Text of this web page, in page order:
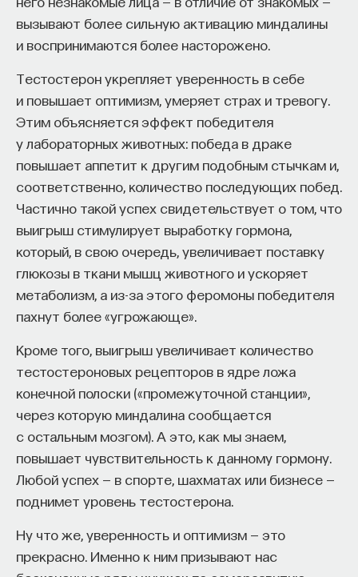
вызывают более сильную активацию миндалины
и воспринимаются более насторожено.
Тестостерон укрепляет уверенность в себе
и повышает оптимизм, умеряет страх и тревогу.
Этим объясняется эффект победителя
у лабораторных животных: победа в драке
повышает аппетит к другим подобным стычкам и,
соответственно, количество последующих побед.
Частично такой успех свидетельствует о том, что
выигрыш стимулирует выработку гормона,
который, в свою очередь, увеличивает поставку
глюкозы в ткани мышц животного и ускоряет
метаболизм, а из-за этого феромоны победителя
пахнут более «угрожающе».
Кроме того, выигрыш увеличивает количество
тестостероновых рецепторов в ядре ложа
конечной полоски («промежуточной станции»,
через которую миндалина сообщается
с остальным мозгом). А это, как мы знаем,
повышает чувствительность к данному гормону.
Любой успех — в спорте, шахматах или бизнесе —
поднимет уровень тестостерона.
Ну что же, уверенность и оптимизм — это
прекрасно. Именно к ним призывают нас